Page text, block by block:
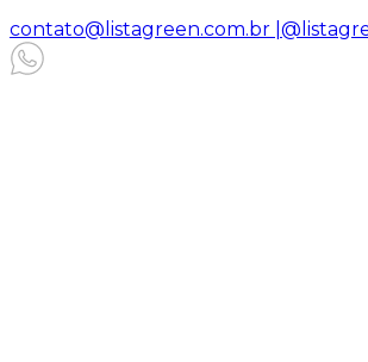
contato@listagreen.com.br |